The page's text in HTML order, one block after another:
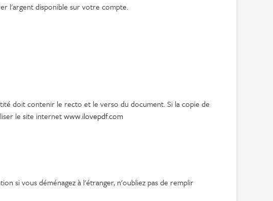
l'argent disponible sur votre compte.
doit contenir le recto et le verso du document. Si la copie de
le site internetwww.ilovepdf.com
si vous déménagez à l'étranger, n'oubliez pas de remplir